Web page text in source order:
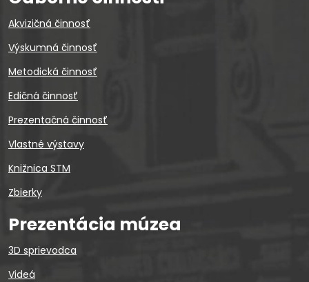
Akvizičná činnosť
Výskumná činnosť
Metodická činnosť
Edičná činnosť
Prezentačná činnosť
Vlastné výstavy
Knižnica STM
Zbierky
Prezentácia múzea
3D sprievodca
Videá